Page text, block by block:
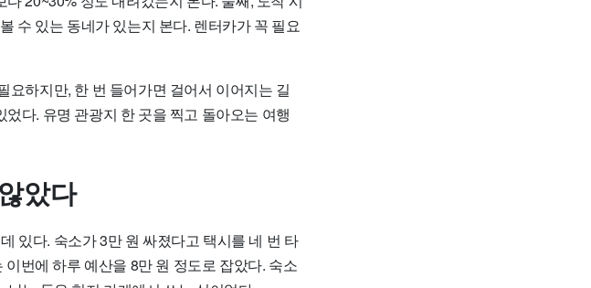
수 있는 동네가 있는지 본다. 렌터카가 꼭 필요
요하지만, 한 번 들어가면 걸어서 이어지는 길
다. 유명 관광지 한 곳을 찍고 돌아오는 여행
았다
있다. 숙소가 3만 원 싸졌다고 택시를 네 번 타
번에 하루 예산을 8만 원 정도로 잡았다. 숙소